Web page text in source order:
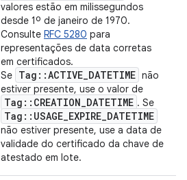
valores estão em milissegundos
desde 1º de janeiro de 1970.
Consulte RFC 5280 para
representações de data corretas
em certificados.
Se Tag ::ACTIVE_DATETIME não
estiver presente, use o valor de
Tag :: CREATION_DATETIME . Se
Tag :: USAGE_EXPIRE_DATETIME
não estiver presente, use a data de
validade do certificado da chave de
atestado em lote.